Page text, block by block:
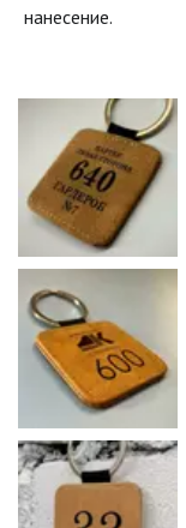
нанесение.